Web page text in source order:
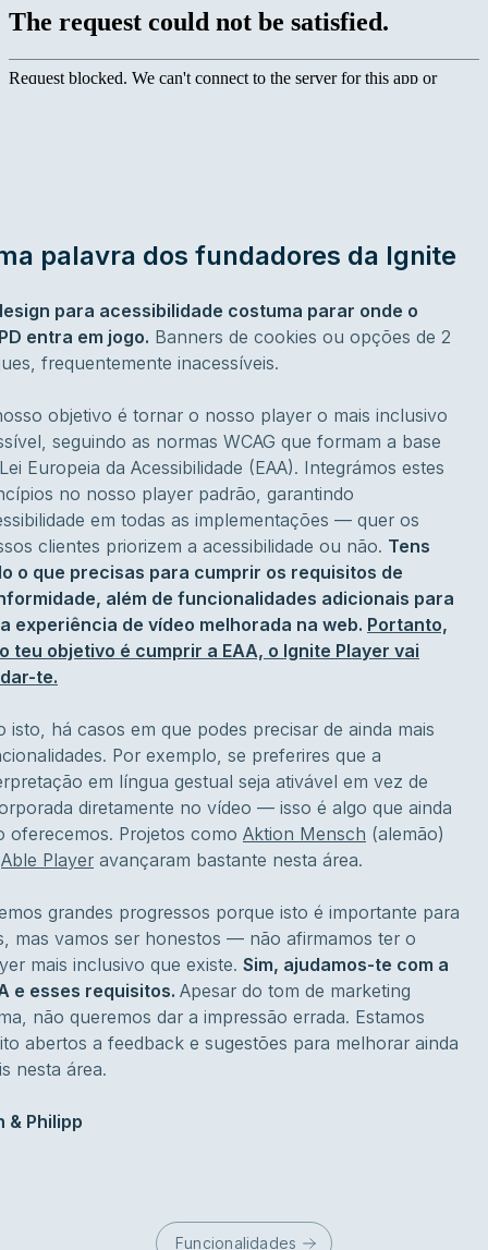
palavra dos fundadores da Ignite
para acessibilidade costuma parar onde o
entra em jogo. Banners de cookies ou opções de 2
frequentemente inacessíveis.
objetivo é tornar o nosso player o mais inclusivo
seguindo as normas WCAG que formam a base
Europeia da Acessibilidade (EAA). Integrámos estes
no nosso player padrão, garantindo
em todas as implementações — quer os
clientes priorizem a acessibilidade ou não. Tens
o que precisas para cumprir os requisitos de
além de funcionalidades adicionais para
experiência de vídeo melhorada na web. Portanto,
teu objetivo é cumprir a EAA, o Ignite Player vai
te.
isto, há casos em que podes precisar de ainda mais
Por exemplo, se preferires que a
em língua gestual seja ativável em vez de
diretamente no vídeo — isso é algo que ainda
oferecemos. Projetos como Aktion Mensch (alemão)
Able Player avançaram bastante nesta área.
grandes progressos porque isto é importante para
mas vamos ser honestos — não afirmamos ter o
mais inclusivo que existe. Sim, ajudamos-te com a
e esses requisitos. Apesar do tom de marketing
não queremos dar a impressão errada. Estamos
abertos a feedback e sugestões para melhorar ainda
nesta área.
& Philipp
Funcionalidades